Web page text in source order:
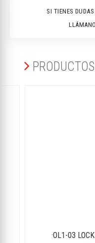
SI TIENES
·OL1-03